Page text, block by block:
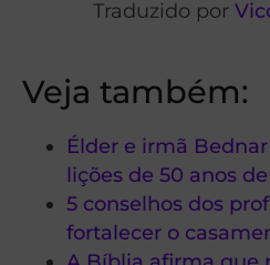
Traduzido por
Veja também:
Élder e irmã
lições de 50 anos
5 conselhos dos
fortalecer o